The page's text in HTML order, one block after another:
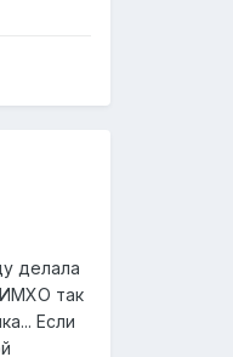
делала
ИМХО так
Если